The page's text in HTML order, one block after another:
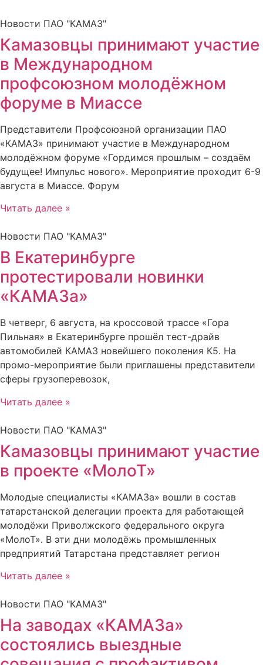
Новости ПАО "КАМАЗ"
Камазовцы принимают участие
в Международном
профсоюзном молодёжном
форуме в Миассе
Представители Профсоюзной организации ПАО
«КАМАЗ» принимают участие в Международном
молодёжном форуме «Гордимся прошлым – создаём
будущее! Импульс нового». Мероприятие проходит 6-9
августа в Миассе. Форум
Читать далее »
Новости ПАО "КАМАЗ"
В Екатеринбурге
протестировали новинки
«КАМАЗа»
В четверг, 6 августа, на кроссовой трассе «Гора
Пильная» в Екатеринбурге прошёл тест-драйв
автомобилей КАМАЗ новейшего поколения К5. На
промо-мероприятие были приглашены представители
сферы грузоперевозок,
Читать далее »
Новости ПАО "КАМАЗ"
Камазовцы принимают участие
в проекте «МолоТ»
Молодые специалисты «КАМАЗа» вошли в состав
татарстанской делегации проекта для работающей
молодёжи Приволжского федерального округа
«МолоТ». В эти дни молодёжь промышленных
предприятий Татарстана представляет регион
Читать далее »
Новости ПАО "КАМАЗ"
На заводах «КАМАЗа»
состоялись выездные